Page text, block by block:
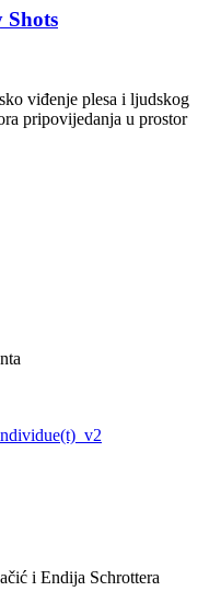
Shots
viđenje plesa i ljudskog
pripovijedanja u prostor
i Endija Schrottera